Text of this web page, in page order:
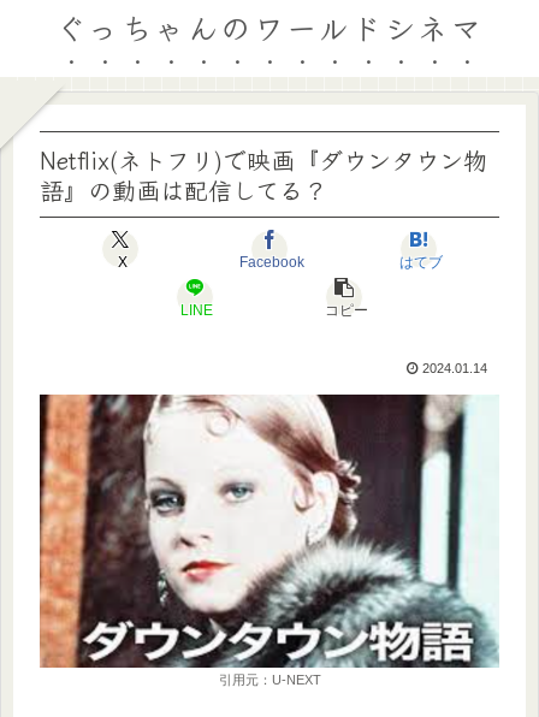
ぐっちゃんのワールドシネマ
Netflix(ネトフリ)で映画『ダウンタウン物
語』の動画は配信してる？
X Facebook はてブ
LINE コピー
2024.01.14
引用元：U-NEXT